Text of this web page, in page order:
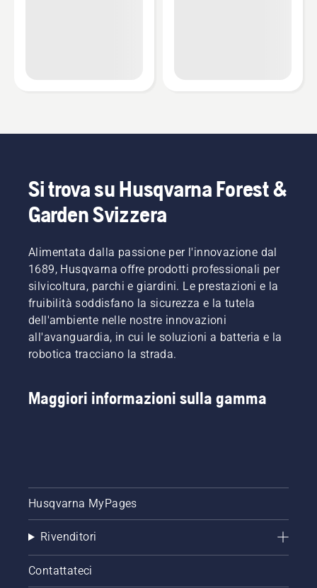
Si trova su Husqvarna Forest &
Garden Svizzera
Alimentata dalla passione per l'innovazione dal
1689, Husqvarna offre prodotti professionali per
silvicoltura, parchi e giardini. Le prestazioni e la
fruibilità soddisfano la sicurezza e la tutela
dell'ambiente nelle nostre innovazioni
all'avanguardia, in cui le soluzioni a batteria e la
robotica tracciano la strada.
Maggiori informazioni sulla gamma
Husqvarna MyPages
Rivenditori
Contattateci